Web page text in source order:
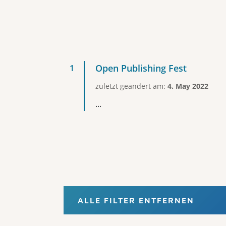
Open Publishing Fest
zuletzt geändert am: 4. May 2022
...
ALLE FILTER ENTFERNEN